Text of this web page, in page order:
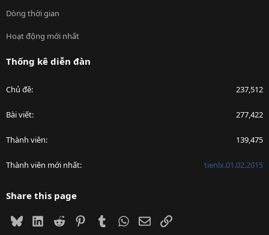
Dòng thời gian
Hoạt động mới nhất
Thống kê diễn đàn
Chủ đề 237,512
Bài viết 277,422
Thành viên 139,475
Thành viên mới nhất tienlx.01.02.2015
Share this page
BlueskyLinkedIn
Reddit PinterestTumblrWhatsApp
EmailLink